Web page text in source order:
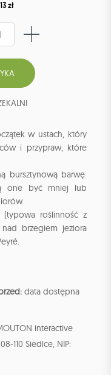
zł
w ustach, który
i przypraw, które
bursztynową barwę.
one być mniej lub
(typowa roślinność z
brzegiem jeziora
data dostępna
interactive
110 Siedlce, NIP: